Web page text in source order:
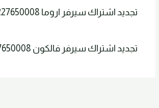
تجديد اشتراك سيرفر اروما 01227650008
تجديد اشتراك سيرفر فالكون 01227650008